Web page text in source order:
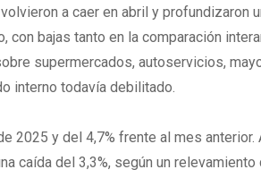
a caer en abril y profundizaron
con bajas tanto en la comparación
supermercados, autoservicios,
interno todavía debilitado.
2025 y del 4,7% frente al mes anterior.
caída del 3,3%, según un relevamiento